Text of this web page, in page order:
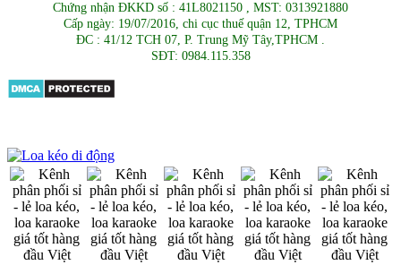
Chứng nhận ĐKKD số : 41L8021150 , MST: 0313921880
Cấp ngày: 19/07/2016, chi cục thuế quận 12, TPHCM
ĐC : 41/12 TCH 07, P. Trung Mỹ Tây,TPHCM .
SĐT: 0984.115.358